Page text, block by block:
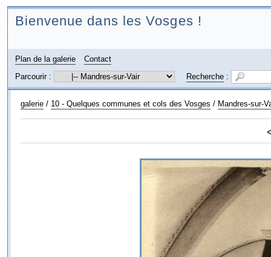
Bienvenue dans les Vosges !
Plan de la galerie
Contact
Parcourir :
Recherche:
galerie/ 10 - Quelques communes et cols des Vosges / Mandres-sur-